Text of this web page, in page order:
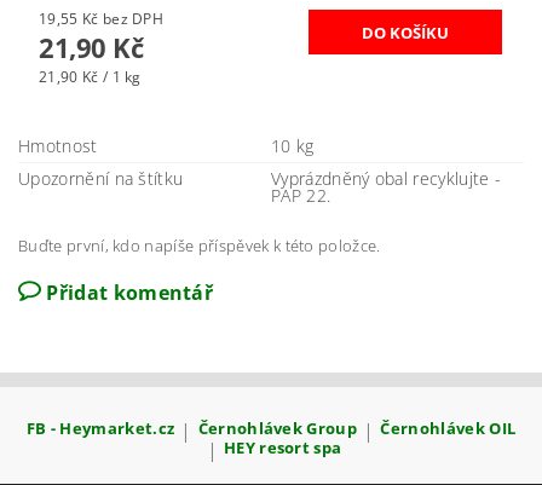
19,55 Kč bez DPH
21,90 Kč
21,90 Kč / 1 kg
Hmotnost
10 kg
Upozornění na štítku
Vyprázdněný obal recyklujte -
PAP 22.
Buďte první, kdo napíše příspěvek k této položce.
Přidat komentář
FB - Heymarket.cz | Černohlávek Group | Černohlávek OIL
| HEY resort spa